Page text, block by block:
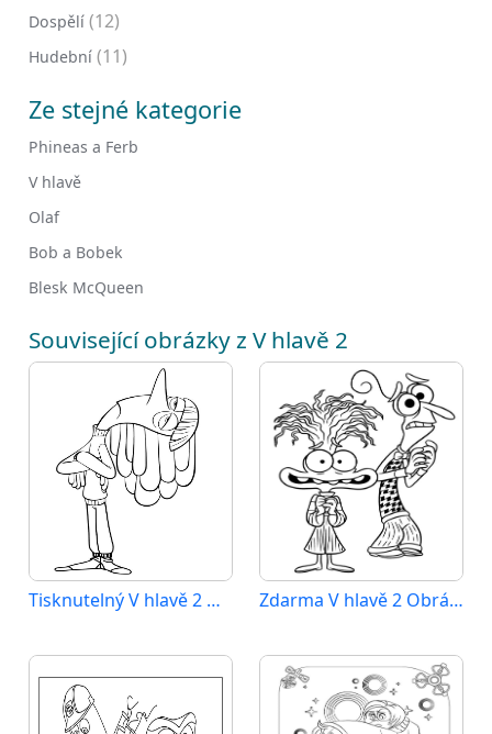
Dospělí (12)
Hudební (11)
Ze stejné kategorie
Phineas a Ferb
V hlavě
Olaf
Bob a Bobek
Blesk McQueen
Související obrázky z V hlavě 2
Tisknutelný V hlavě 2 Obrázek pro Děti Zdarma V hlavě 2 Obrázek